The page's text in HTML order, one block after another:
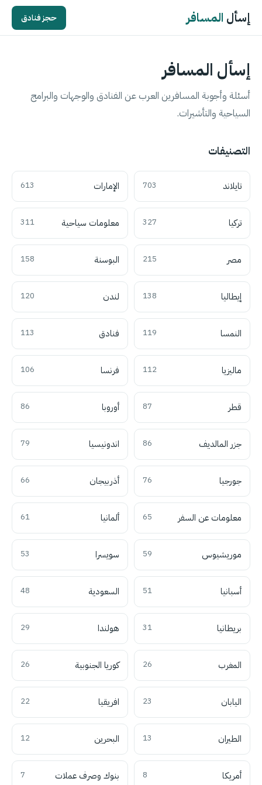
إسأل المسافر حجز فنادق
إسأل المسافر
أسئلة وأجوبة المسافرين العرب عن الفنادق والوجهات والبرامج
السياحية والتأشيرات.
التصنيفات
تايلاند 703 الإمارات 613
تركيا 327 معلومات سياحية 311
مصر 215 البوسنة 158
إيطاليا 138 لندن 120
النمسا 119 فنادق 113
ماليزيا 112 فرنسا 106
قطر 87 أوروبا 86
جزر المالديف 86 اندونيسيا 79
جورجيا 76 أذربيجان 66
معلومات عن السفر 65 ألمانيا 61
موريشيوس 59 سويسرا 53
أسبانيا 51 السعودية 48
بريطانيا 31 هولندا 29
المغرب 26 كوريا الجنوبية 26
اليابان 23 افريقيا 22
الطيران 13 البحرين 12
أمريكا 8 بنوك وصرف عملات 7